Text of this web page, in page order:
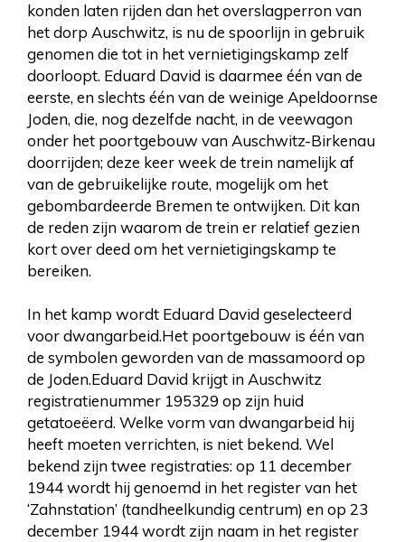
konden laten rijden dan het overslagperron van
het dorp Auschwitz, is nu de spoorlijn in gebruik
genomen die tot in het vernietigingskamp zelf
doorloopt. Eduard David is daarmee één van de
eerste, en slechts één van de weinige Apeldoornse
Joden, die, nog dezelfde nacht, in de veewagon
onder het poortgebouw van Auschwitz-Birkenau
doorrijden; deze keer week de trein namelijk af
van de gebruikelijke route, mogelijk om het
gebombardeerde Bremen te ontwijken. Dit kan
de reden zijn waarom de trein er relatief gezien
kort over deed om het vernietigingskamp te
bereiken.
In het kamp wordt Eduard David geselecteerd
voor dwangarbeid.Het poortgebouw is één van
de symbolen geworden van de massamoord op
de Joden.Eduard David krijgt in Auschwitz
registratienummer 195329 op zijn huid
getatoeëerd. Welke vorm van dwangarbeid hij
heeft moeten verrichten, is niet bekend. Wel
bekend zijn twee registraties: op 11 december
1944 wordt hij genoemd in het register van het
‘Zahnstation’ (tandheelkundig centrum) en op 23
december 1944 wordt zijn naam in het register